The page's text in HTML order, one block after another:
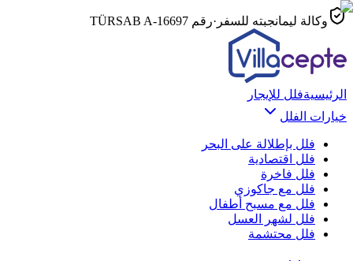
وكالة ليمانجبته للسفر ·رقم TÜRSAB A-16697
الرئيسيةفلل للإيجار
خيارات الفلل
فلل بإطلالة على البحر
فلل اقتصادية
فلل فاخرة
فلل مع جاكوزي
فلل مع مسبح أطفال
فلل لشهر العسل
فلل محتشمة